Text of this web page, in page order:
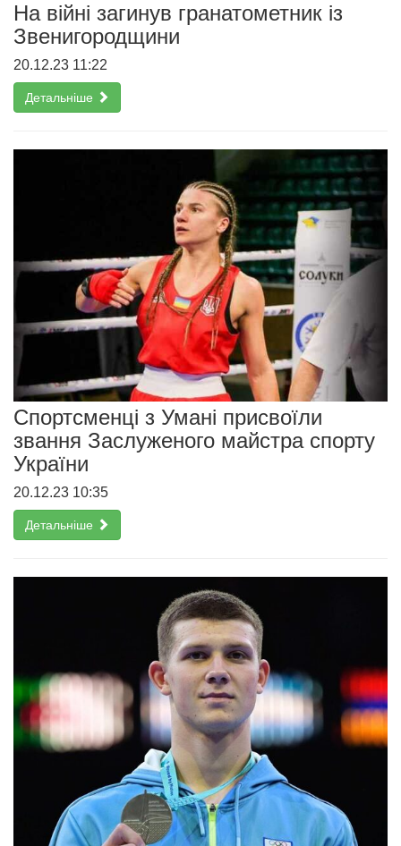
На війні загинув гранатометник із
Звенигородщини
20.12.23 11:22
Детальніше
Спортсменці з Умані присвоїли
звання Заслуженого майстра спорту
України
20.12.23 10:35
Детальніше